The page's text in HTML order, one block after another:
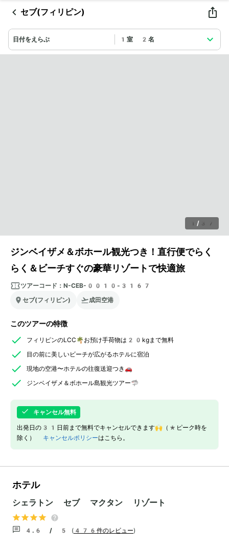
セブ(フィリピン)
日付をえらぶ 1室 2名
1 / 37
ジンベイザメ＆ボホール観光つき！直行便でらく
らく＆ビーチすぐの豪華リゾートで快適旅
ツアーコード： N-CEB-0010-3167
セブ(フィリピン)
成田空港
このツアーの特徴
フィリピンのLCC🌴お預け手荷物は20kgまで無料
目の前に美しいビーチが広がるホテルに宿泊
現地の空港〜ホテルの往復送迎つき🚗
ジンベイザメ＆ボホール島観光ツアー🦈
キャンセル無料
出発日の31日前まで無料でキャンセルできます🙌（*ピーク時を
除く） キャンセルポリシーはこちら。
ホテル
シェラトン セブ マクタン リゾート
4.6 / 5 ( 476件のレビュー)